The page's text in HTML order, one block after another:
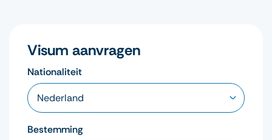
Visum aanvragen
Nationaliteit
Bestemming